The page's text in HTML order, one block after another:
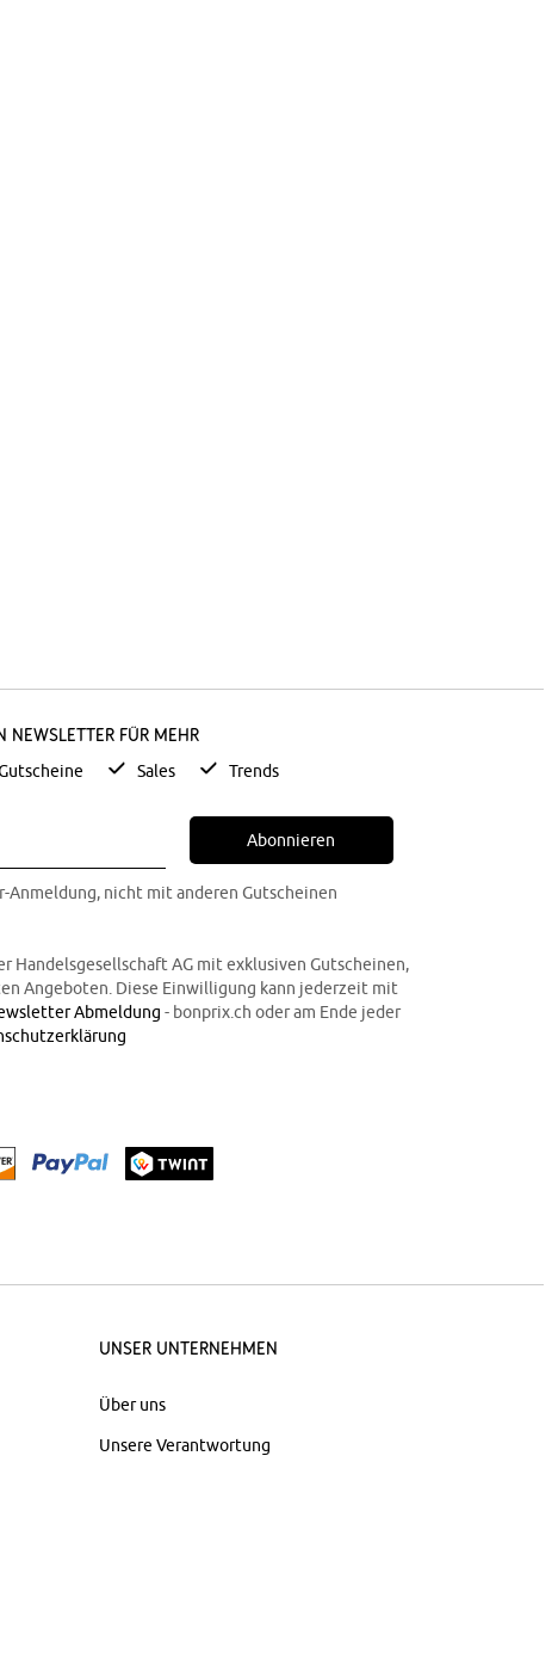
Newsletter für mehr
Sales Trends
Abonnieren
Anmeldung, nicht mit anderen Gutscheinen
Handelsgesellschaft AG mit exklusiven Gutscheinen,
Angeboten. Diese Einwilligung kann jederzeit mit
Abmeldung - bonprix.ch oder am Ende jeder
Unser Unternehmen
Über uns
Unsere Verantwortung